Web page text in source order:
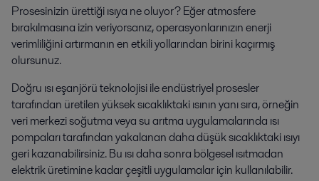
Prosesinizin ürettiği ısıya ne oluyor? Eğer atmosfere
bırakılmasına izin veriyorsanız, operasyonlarınızın enerji
verimliliğini artırmanın en etkili yollarından birini kaçırmış
olursunuz.
Doğru ısı eşanjörü teknolojisi ile endüstriyel prosesler
tarafından üretilen yüksek sıcaklıktaki ısının yanı sıra, örneğin
veri merkezi soğutma veya su arıtma uygulamalarında ısı
pompaları tarafından yakalanan daha düşük sıcaklıktaki ısıyı
geri kazanabilirsiniz. Bu ısı daha sonra bölgesel ısıtmadan
elektrik üretimine kadar çeşitli uygulamalar için kullanılabilir.